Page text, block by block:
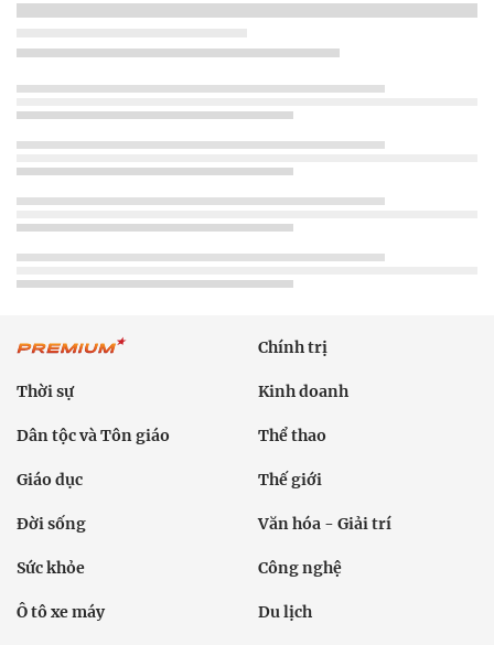
Chính trị
Thời sự Kinh doanh
Dân tộc và Tôn giáo Thể thao
Giáo dục Thế giới
Đời sống Văn hóa - Giải trí
Sức khỏe Công nghệ
Ô tô xe máy Du lịch